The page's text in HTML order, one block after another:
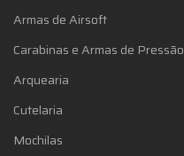
Armas de Airsoft
Carabinas e Armas de Pressão
Arquearia
Cutelaria
Mochilas